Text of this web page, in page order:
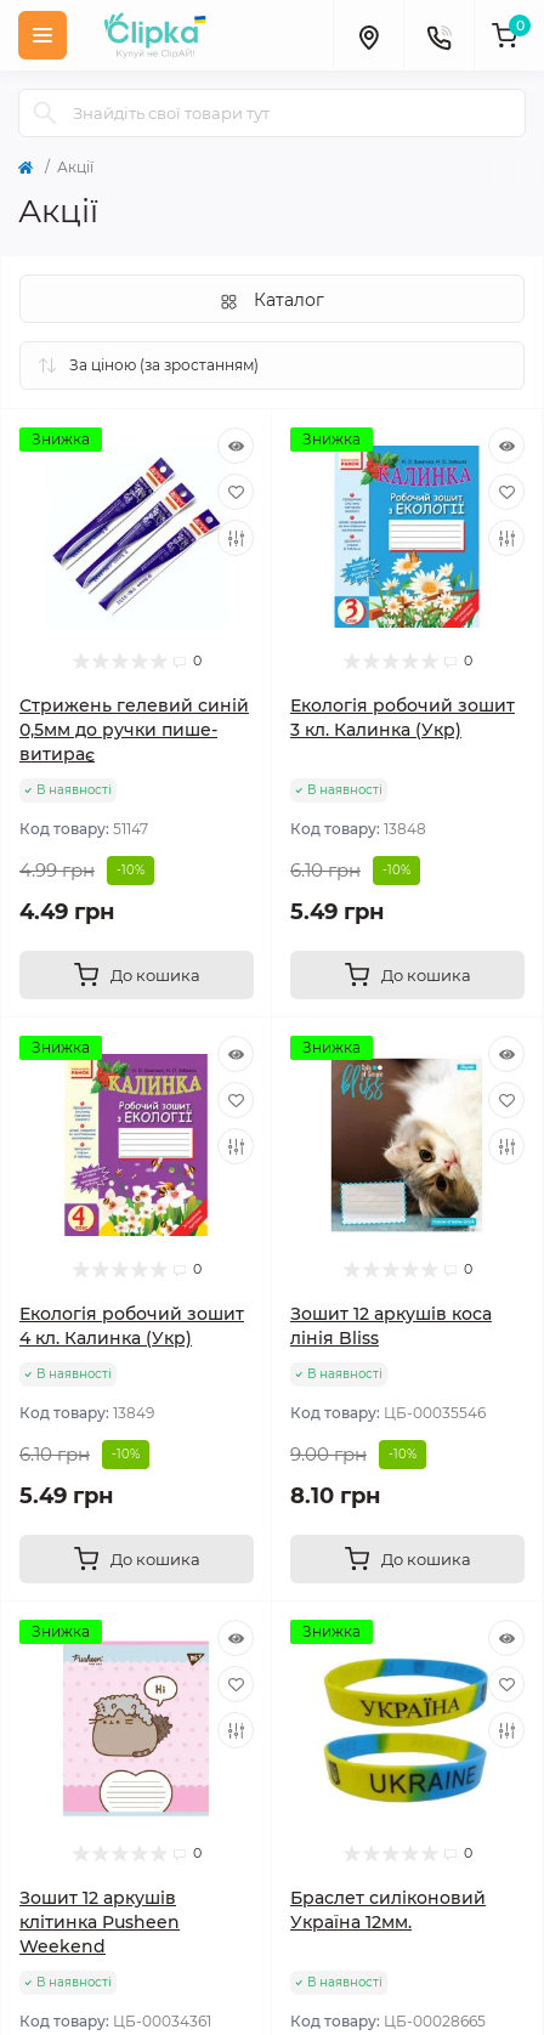
0
Акції
Акції
Каталог
Знижка
0
Стрижень гелевий синій
0,5мм до ручки пише-
витирає
В наявності
Код товару: 51147
4.99 грн -10%
4.49 грн
До кошика
Знижка
0
Екологія робочий зошит
3 кл. Калинка (Укр)
В наявності
Код товару: 13848
6.10 грн -10%
5.49 грн
До кошика
Знижка
0
Екологія робочий зошит
4 кл. Калинка (Укр)
В наявності
Код товару: 13849
6.10 грн -10%
5.49 грн
До кошика
Знижка
0
Зошит 12 аркушів коса
лінія Bliss
В наявності
Код товару: ЦБ-00035546
9.00 грн -10%
8.10 грн
До кошика
Знижка
0
Зошит 12 аркушів
клітинка Pusheen
Weekend
В наявності
Код товару: ЦБ-00034361
Знижка
0
Браслет силіконовий
Україна 12мм.
В наявності
Код товару: ЦБ-00028665